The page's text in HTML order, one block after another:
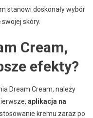
stanowi doskonały wybór
skóry.
Cream,
efekty?
Dream Cream, należy
aplikacja na
kremu zaraz po